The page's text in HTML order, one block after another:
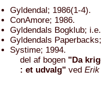
Gyldendal; 1986(1-4).
ConAmore; 1986.
Gyldendals Bogklub;
Gyldendals
Systime; 1994.
del af bogen "Da
: et udvalg" ved Erik